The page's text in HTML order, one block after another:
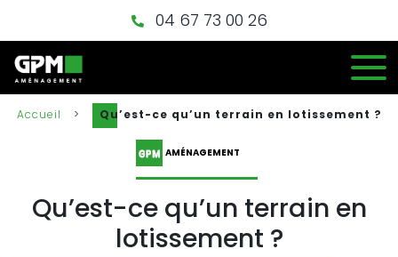
04 67 73 00 26
Accueil > Qu’est-ce qu’un terrain en lotissement ?
AMÉNAGEMENT
Qu’est-ce qu’un terrain en
lotissement ?